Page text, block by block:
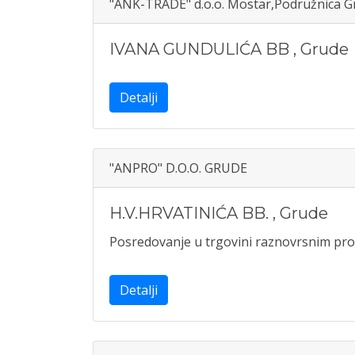
"ANK-TRADE" d.o.o. Mostar,Podružnica
IVANA GUNDULIĆA BB , Grude
Detalji
"ANPRO" D.O.O. GRUDE
H.V.HRVATINIĆA BB. , Grude
Posredovanje u trgovini raznovrsnim
Detalji